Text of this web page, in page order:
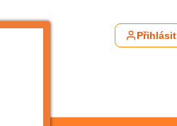
Přihlásit